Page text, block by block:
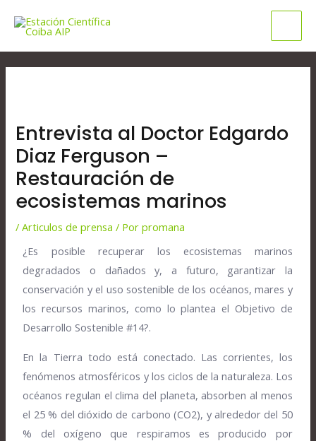
Entrevista al Doctor Edgardo
Diaz Ferguson –
Restauración de
ecosistemas marinos
/Articulos de prensa / Porpromana
¿Es posible recuperar los ecosistemas marinos
degradados o dañados y, a futuro, garantizar la
conservación y el uso sostenible de los océanos, mares y
los recursos marinos, como lo plantea el Objetivo de
Desarrollo Sostenible #14?.
En la Tierra todo está conectado. Las corrientes, los
fenómenos atmosféricos y los ciclos de la naturaleza. Los
océanos regulan el clima del planeta, absorben al menos
el 25 % del dióxido de carbono (CO2), y alrededor del 50
% del oxígeno que respiramos es producido por